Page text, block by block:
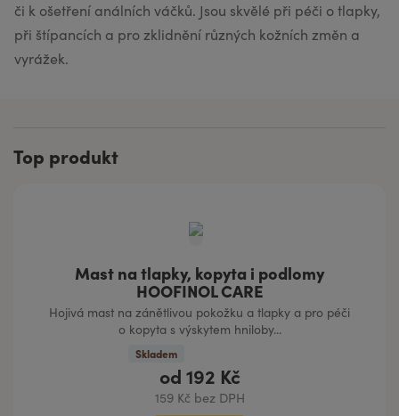
či k ošetření análních váčků. Jsou skvělé při péči o tlapky,
při štípancích a pro zklidnění různých kožních změn a
vyrážek.
Top produkt
Mast na tlapky, kopyta i podlomy
HOOFINOL CARE
Hojivá mast na zánětlivou pokožku a tlapky a pro péči
o kopyta s výskytem hniloby...
Skladem
od192 Kč
159 Kč bez DPH